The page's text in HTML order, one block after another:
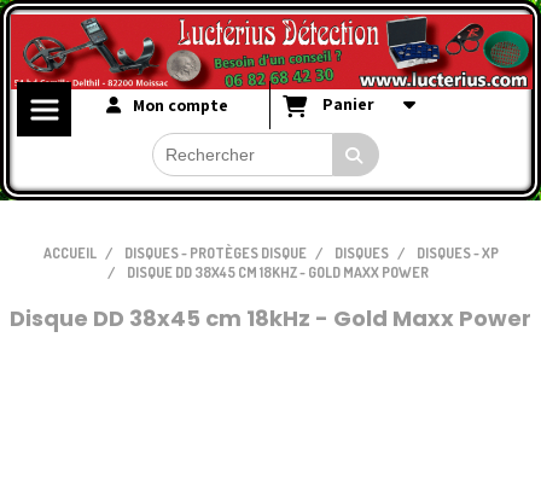
Mon compte Panier
ACCUEIL DISQUES - PROTÈGES DISQUE DISQUES
DISQUES - XP
DISQUE DD 38X45 CM 18KHZ - GOLD MAXX POWER
Disque DD 38x45 cm 18kHz - Gold Maxx Power